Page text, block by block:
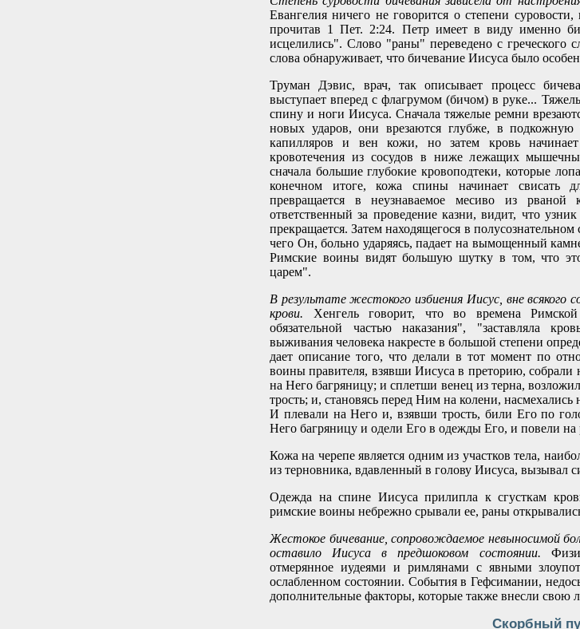
Евангелия ничего не говорится о степени
прочитав 1 Пет. 2:24. Петр имеет в виду именно
исцелились". Слово "раны" переведено с греческого
слова обнаруживает, что бичевание Иисуса было
Труман Дэвис, врач, так описывает процесс
выступает вперед с флагрумом (бичом) в руке...
спину и ноги Иисуса. Сначала тяжелые ремни
новых ударов, они врезаются глубже, в подкожную
капилляров и вен кожи, но затем кровь начинает
кровотечения из сосудов в ниже лежащих
сначала большие глубокие кровоподтеки, которые
конечном итоге, кожа спины начинает свисать
превращается в неузнаваемое месиво из
ответственный за проведение казни, видит, что
прекращается. Затем находящегося в
чего Он, больно ударяясь, падает на вымощенный
Римские воины видят большую шутку в том, что
царем".
В результате жестокого избиения Иисус, вне всякого
крови. Хенгель говорит, что во времена
обязательной частью наказания", "заставляла
выживания человека накресте в большой степени
дает описание того, что делали в тот момент по
воины правителя, взявши Иисуса в преторию, собрали
на Него багряницу; и сплетши венец из терна,
трость; и, становясь перед Ним на колени,
И плевали на Него и, взявши трость, били Его по
Него багряницу и одели Его в одежды Его, и повели на
Кожа на черепе является одним из участков тела,
из терновника, вдавленный в голову Иисуса, вызывал
Одежда на спине Иисуса прилипла к сгусткам
римские воины небрежно срывали ее, раны
Жестокое бичевание, сопровождаемое невыносимой
оставило Иисуса в предшоковом состоянии.
отмерянное иудеями и римлянами с явными
ослабленном состоянии. События в Гефсимании,
дополнительные факторы, которые также внесли свою
Скорбный